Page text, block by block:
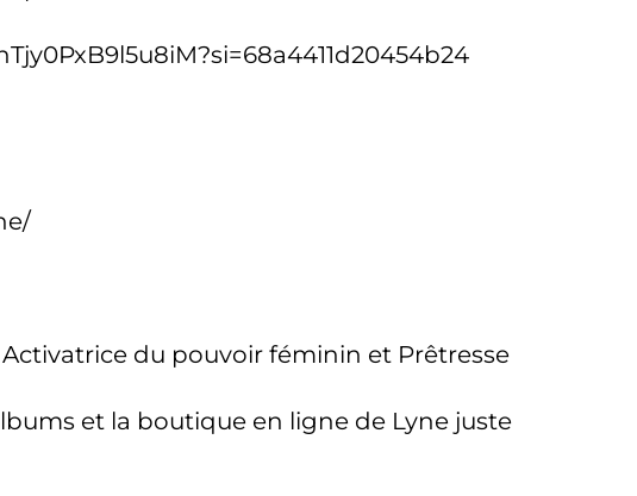
du pouvoir féminin et Prêtresse
et la boutique en ligne de Lyne juste